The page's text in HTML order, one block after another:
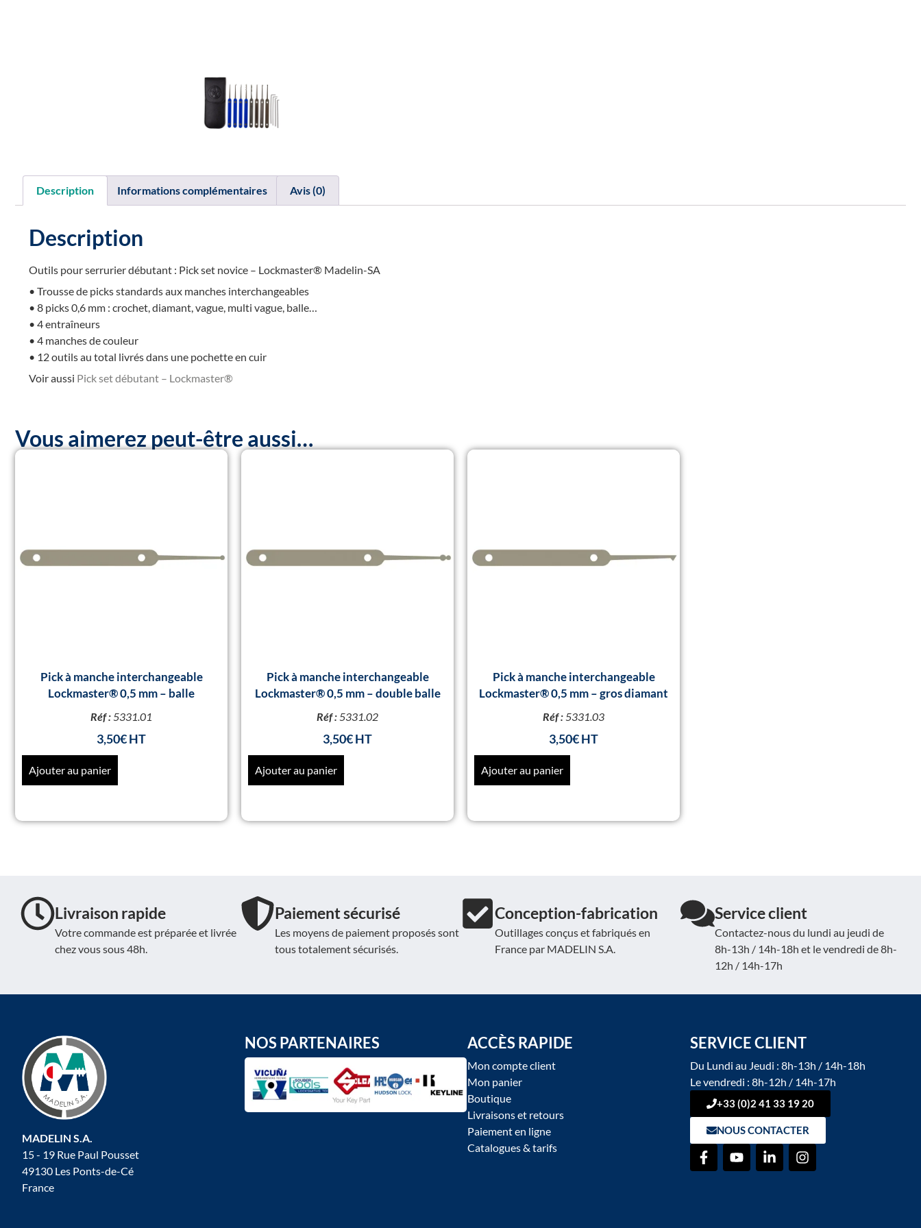
Description Informations complémentaires Avis (0)
Description
Outils pour serrurier débutant : Pick set novice – Lockmaster® Madelin-SA
• Trousse de picks standards aux manches interchangeables
• 8 picks 0,6 mm : crochet, diamant, vague, multi vague, balle…
• 4 entraîneurs
• 4 manches de couleur
• 12 outils au total livrés dans une pochette en cuir
Voir aussi Pick set débutant – Lockmaster®
Vous aimerez peut-être aussi…
Pick à manche interchangeable
Lockmaster® 0,5 mm – balle
Réf : 5331.01
3,50€
Ajouter au panier
Pick à manche interchangeable
Lockmaster® 0,5 mm – double balle
Réf : 5331.02
3,50€
Ajouter au panier
Pick à manche interchangeable
Lockmaster® 0,5 mm – gros diamant
Réf : 5331.03
3,50€
Ajouter au panier
Livraison rapide
Votre commande est préparée et livrée
chez vous sous 48h.
Paiement sécurisé
Les moyens de paiement proposés sont
tous totalement sécurisés.
Conception-fabrication
Outillages conçus et fabriqués en
France par MADELIN S.A.
Service client
Contactez-nous du lundi au jeudi de
8h-13h / 14h-18h et le vendredi de 8h-
12h / 14h-17h
MADELIN S.A.
15 - 19 Rue Paul Pousset
49130 Les Ponts-de-Cé
France
NOS PARTENAIRES ACCÈS RAPIDE
Mon compte client
Mon panier
Boutique
Livraisons et retours
Paiement en ligne
Catalogues & tarifs
SERVICE CLIENT
Du Lundi au Jeudi : 8h-13h / 14h-18h
Le vendredi : 8h-12h / 14h-17h
+33 (0)2 41 33 19 20
NOUS CONTACTER